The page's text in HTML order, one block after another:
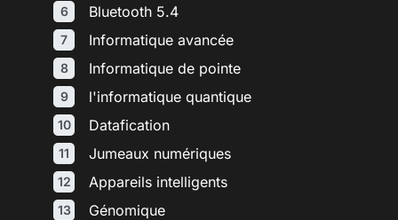
Bluetooth 5.4
Informatique avancée
Informatique de pointe
l'informatique quantique
Datafication
Jumeaux numériques
Appareils intelligents
Génomique